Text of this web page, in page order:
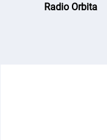
Radio Orbita